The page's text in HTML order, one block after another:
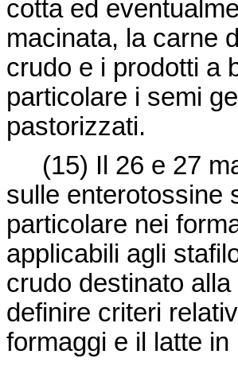
cotta ed
macinata, la carne
crudo e i prodotti a
particolare i semi
pastorizzati.
(15) Il 26 e 27
sulle enterotossine
particolare nei
applicabili agli
crudo destinato
definire criteri
formaggi e il latte in